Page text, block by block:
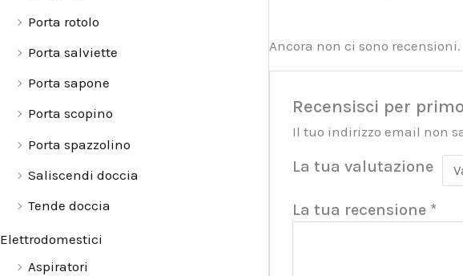
Porta rotolo
Porta salviette
Porta sapone
Porta scopino
Porta spazzolino
Saliscendi doccia
Tende doccia
Elettrodomestici
Aspiratori
Ancora non ci sono recensioni.
Recensisci per primo
Il tuo indirizzo email non
La tua valutazione
La tua recensione *